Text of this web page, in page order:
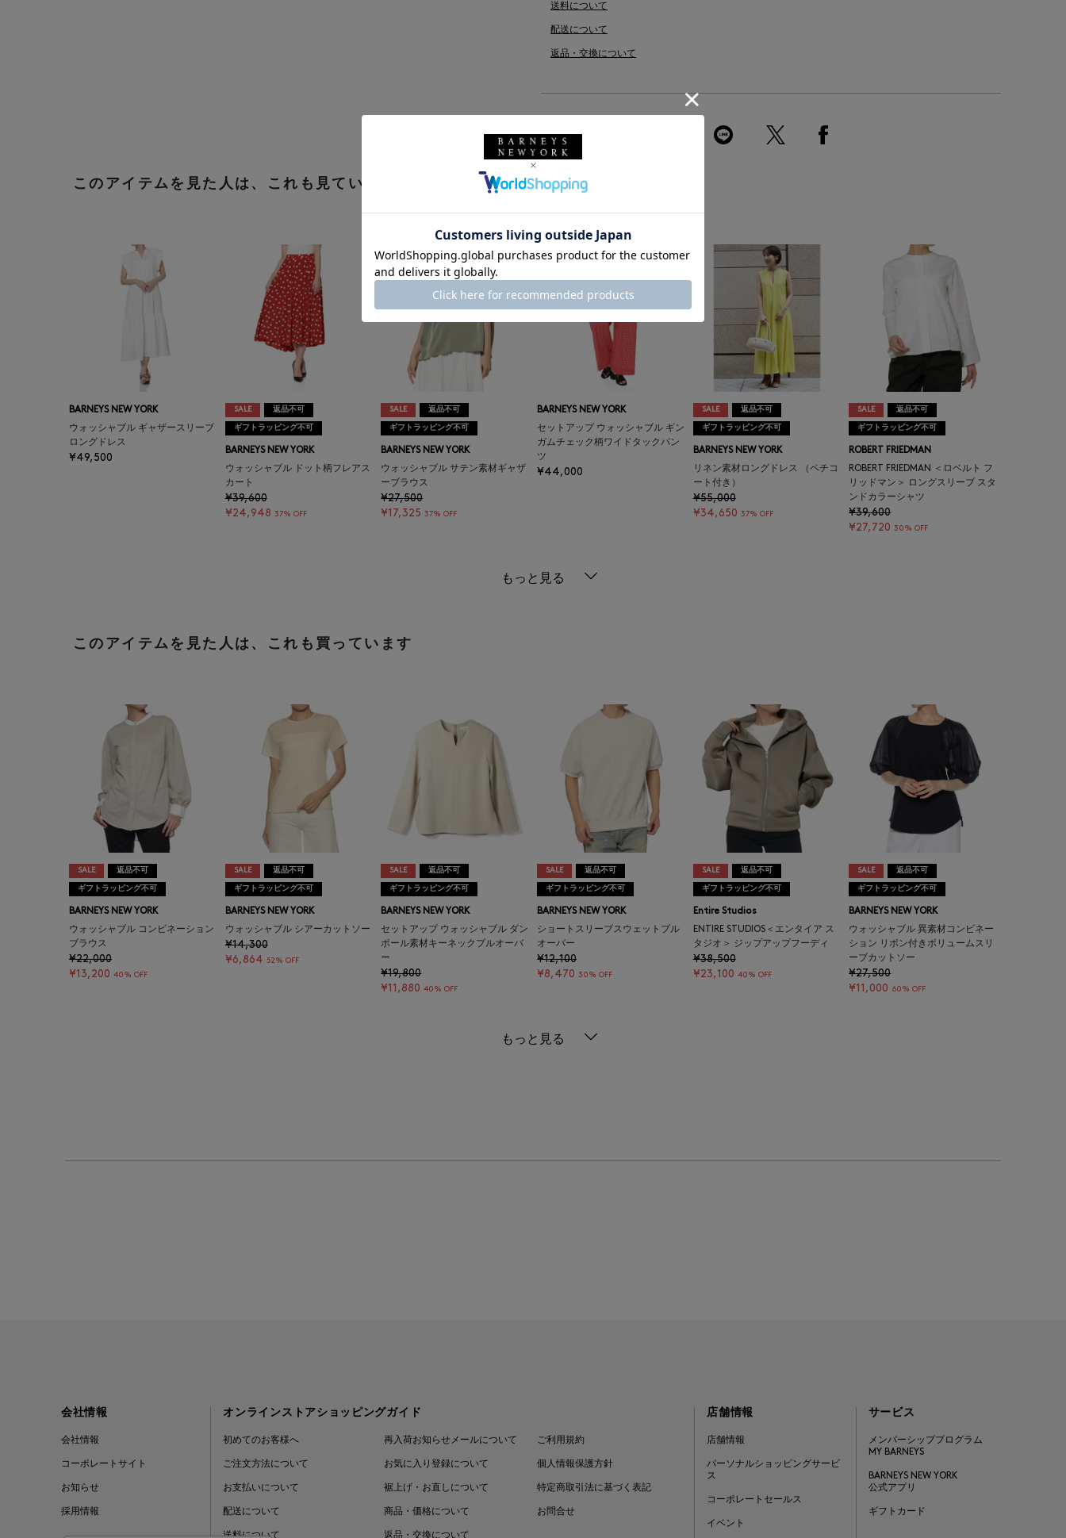
送料について
配送について
返品・交換について
このアイテムを見た人は、これも見ています
BARNEYS NEW YORK
ウォッシャブル ギャザースリーブ
ロングドレス
¥49,500
SALE 返品不可
ギフトラッピング不可
BARNEYS NEW YORK
ウォッシャブル ドット柄フレアス
カート
¥39,600
¥24,948 37% OFF
SALE 返品不可
ギフトラッピング不可
BARNEYS NEW YORK
ウォッシャブル サテン素材ギャザ
ーブラウス
¥27,500
¥17,325 37% OFF
BARNEYS NEW YORK
セットアップ ウォッシャブル ギン
ガムチェック柄ワイドタックパン
ツ
¥44,000
SALE 返品不可
ギフトラッピング不可
BARNEYS NEW YORK
リネン素材ロングドレス （ペチコ
ート付き）
¥55,000
¥34,650 37% OFF
SALE 返品不可
ギフトラッピング不可
ROBERT FRIEDMAN
ROBERT FRIEDMAN ＜ロベルト フ
リッドマン＞ ロングスリーブ スタ
ンドカラーシャツ
¥39,600
¥27,720 30% OFF
もっと見る
このアイテムを見た人は、これも買っています
SALE 返品不可
ギフトラッピング不可
BARNEYS NEW YORK
ウォッシャブル コンビネーション
ブラウス
¥22,000
¥13,200 40% OFF
SALE 返品不可
ギフトラッピング不可
BARNEYS NEW YORK
ウォッシャブル シアーカットソー
¥14,300
¥6,864 52% OFF
SALE 返品不可
ギフトラッピング不可
BARNEYS NEW YORK
セットアップ ウォッシャブル ダン
ボール素材キーネックプルオーバ
ー
¥19,800
¥11,880 40% OFF
SALE 返品不可
ギフトラッピング不可
BARNEYS NEW YORK
ショートスリーブスウェットプル
オーバー
¥12,100
¥8,470 30% OFF
SALE 返品不可
ギフトラッピング不可
Entire Studios
ENTIRE STUDIOS＜エンタイア ス
タジオ＞ ジップアップフーディ
¥38,500
¥23,100 40% OFF
SALE 返品不可
ギフトラッピング不可
BARNEYS NEW YORK
ウォッシャブル 異素材コンビネー
ション リボン付きボリュームスリ
ーブカットソー
¥27,500
¥11,000 60% OFF
もっと見る
会社情報
会社情報
コーポレートサイト
お知らせ
採用情報
オンラインストアショッピングガイド
初めてのお客様へ
ご注文方法について
お支払いについて
配送について
送料について
再入荷お知らせメールについて
お気に入り登録について
裾上げ・お直しについて
商品・価格について
返品・交換について
ご利用規約
個人情報保護方針
特定商取引法に基づく表記
お問合せ
店舗情報
店舗情報
パーソナルショッピングサービ
ス
コーポレートセールス
イベント
サービス
メンバーシッププログラム
MY BARNEYS
BARNEYS NEW YORK
公式アプリ
ギフトカード